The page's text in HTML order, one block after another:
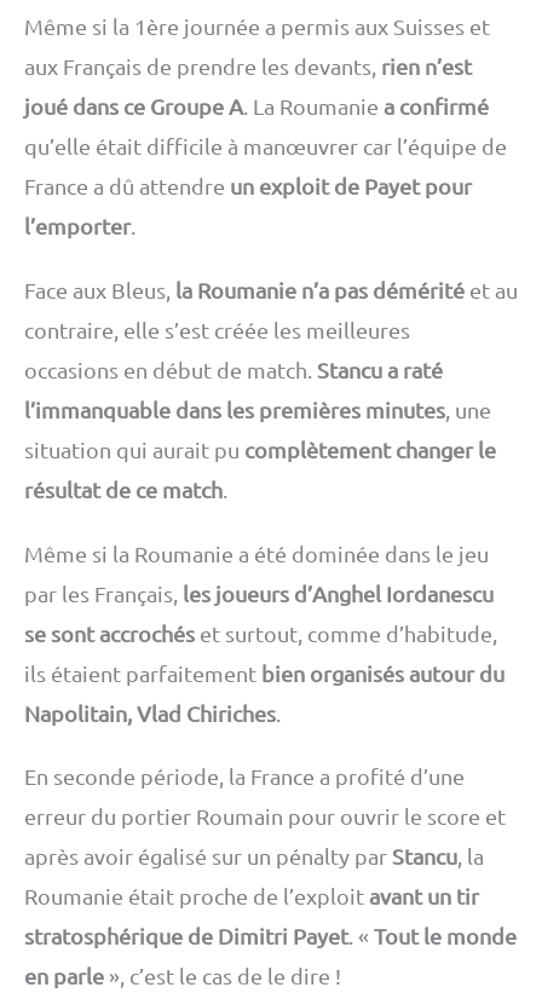
Même si la 1ère journée a permis aux Suisses et
aux Français de prendre les devants, rien n’est
joué dans ce Groupe A . La Roumanie a confirmé
qu’elle était difficile à manœuvrer car l’équipe de
France a dû attendre un exploit de Payet pour
l’emporter.
Face aux Bleus, la Roumanie n’a pas démérité et au
contraire, elle s’est créée les meilleures
occasions en début de match. Stancu a raté
l’immanquable dans les premières minutes , une
situation qui aurait pu complètement changer le
résultat de ce match
Même si la Roumanie a été dominée dans le jeu
par les Français, les joueurs d’Anghel Iordanescu
se sont accrochés et surtout, comme d’habitude,
ils étaient parfaitement bien organisés autour du
Napolitain, Vlad Chiriches
En seconde période, la France a profité d’une
erreur du portier Roumain pour ouvrir le score et
après avoir égalisé sur un pénalty parStancu, la
Roumanie était proche de l’exploitavant un tir
stratosphérique de Dimitri Payet. « Tout le monde
en parle », c’est le cas de le dire !